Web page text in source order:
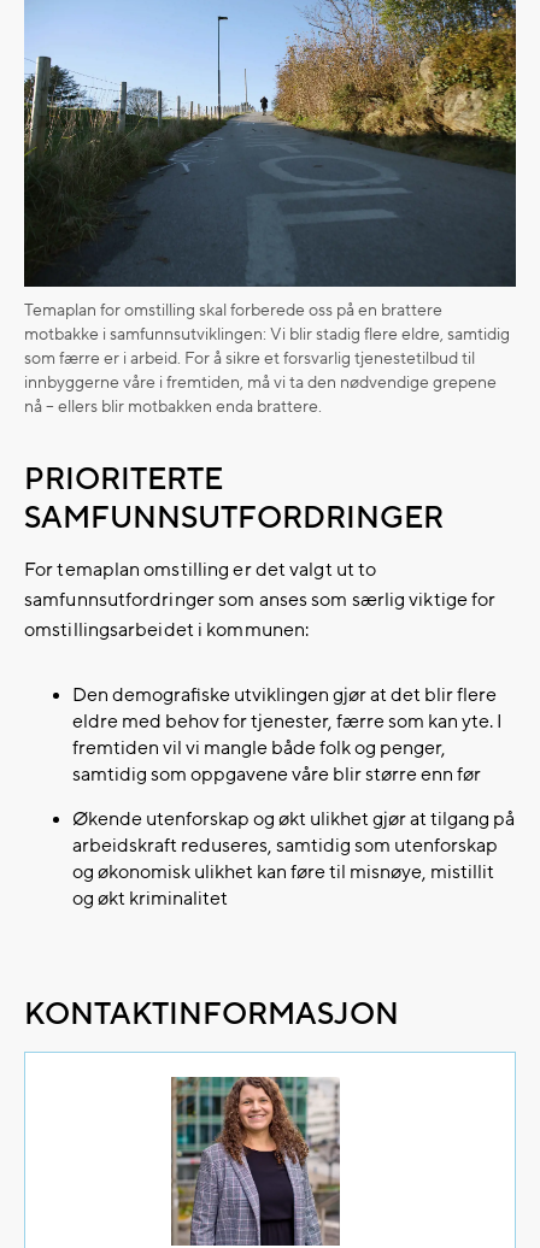
Temaplan for omstilling skal forberede oss på en brattere
motbakke i samfunnsutviklingen: Vi blir stadig flere eldre, samtidig
som færre er i arbeid. For å sikre et forsvarlig tjenestetilbud til
innbyggerne våre i fremtiden, må vi ta den nødvendige grepene
nå – ellers blir motbakken enda brattere.
PRIORITERTE
SAMFUNNSUTFORDRINGER
For temaplan omstilling er det valgt ut to
samfunnsutfordringer som anses som særlig viktige for
omstillingsarbeidet i kommunen:
Den demografiske utviklingen gjør at det blir flere
eldre med behov for tjenester, færre som kan yte. I
fremtiden vil vi mangle både folk og penger,
samtidig som oppgavene våre blir større enn før
Økende utenforskap og økt ulikhet gjør at tilgang på
arbeidskraft reduseres, samtidig som utenforskap
og økonomisk ulikhet kan føre til misnøye, mistillit
og økt kriminalitet
KONTAKTINFORMASJON